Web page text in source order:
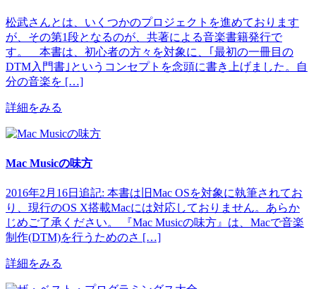
松武さんとは、いくつかのプロジェクトを進めております
が、その第1段となるのが、共著による音楽書籍発行で
す。 本書は、初心者の方々を対象に、｢最初の一冊目の
DTM入門書｣というコンセプトを念頭に書き上げました。自
分の音楽を […]
詳細をみる
Mac Musicの味方
2016年2月16日追記: 本書は旧Mac OSを対象に執筆されてお
り、現行のOS X搭載Macには対応しておりません。あらか
じめご了承ください。 『Mac Musicの味方』は、Macで音楽
制作(DTM)を行うためのさ […]
詳細をみる